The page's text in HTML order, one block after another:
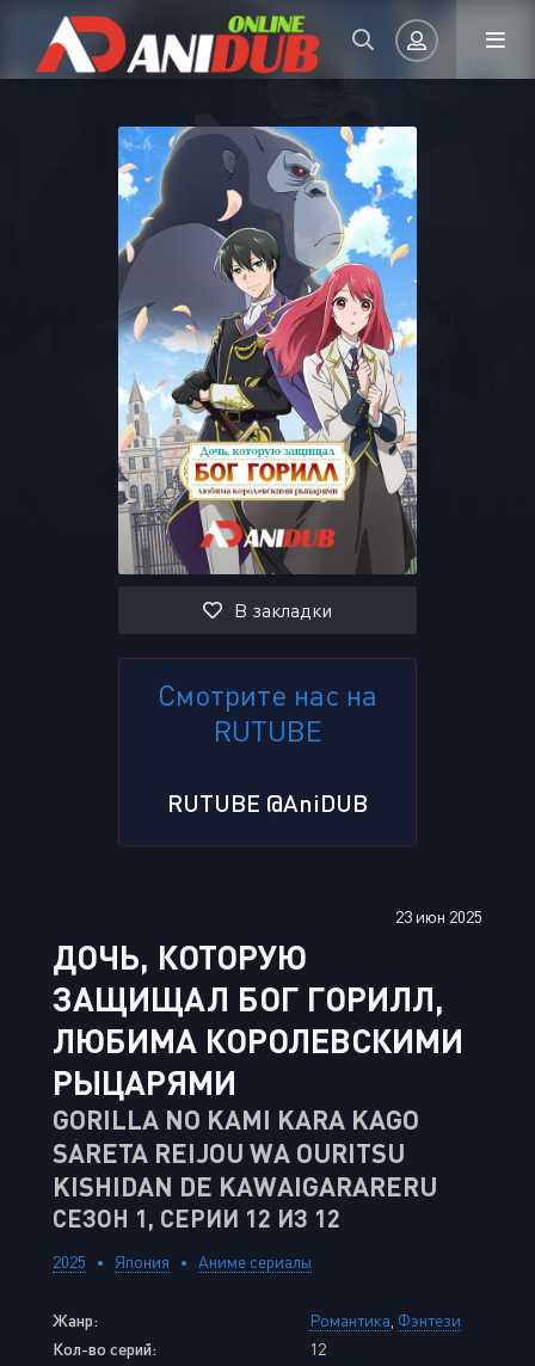
Авторизация
Запомнить
ВОЙТИ НА САЙТ
Регистрация Восстановить пароль
Или войти через
В закладки
Смотрите нас на
RUTUBE
RUTUBE @AniDUB
23 июн 2025
ДОЧЬ, КОТОРУЮ
ЗАЩИЩАЛ БОГ ГОРИЛЛ,
ЛЮБИМА КОРОЛЕВСКИМИ
РЫЦАРЯМИ
GORILLA NO KAMI KARA KAGO
SARETA REIJOU WA OURITSU
KISHIDAN DE KAWAIGARARERU
СЕЗОН 1, СЕРИИ 12 ИЗ 12
2025 Япония Аниме сериалы
Жанр: Романтика Фэнтези
Кол-во серий:
12